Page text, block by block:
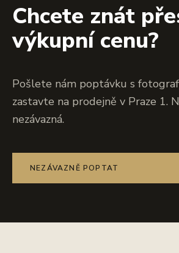
Chcete znát
výkupní cenu?
Pošlete nám poptávku s
zastavte na prodejně v Praze 1.
nezávazná.
NEZÁVAZNĚ POPTAT